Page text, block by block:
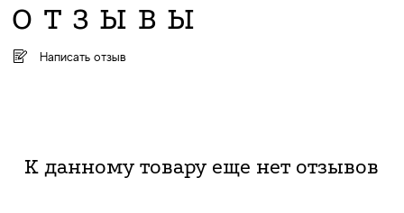
ОТЗЫВЫ
Написать отзыв
К данному товару еще нет отзывов